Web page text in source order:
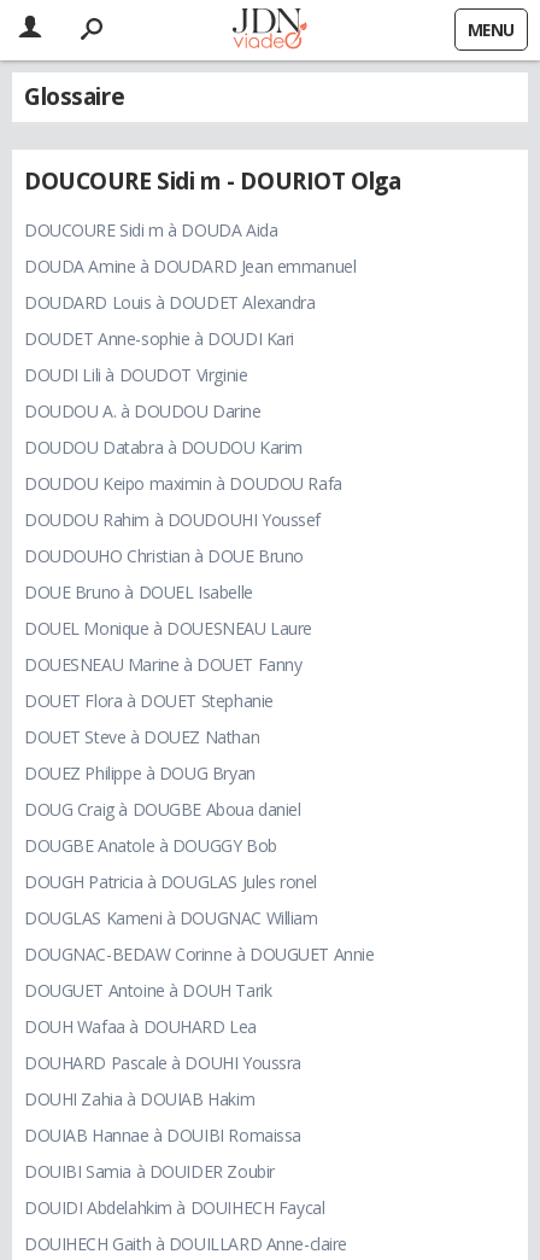
MENU
Glossaire
DOUCOURE Sidi m - DOURIOT Olga
DOUCOURE Sidi m à DOUDA Aida
DOUDA Amine à DOUDARD Jean emmanuel
DOUDARD Louis à DOUDET Alexandra
DOUDET Anne-sophie à DOUDI Kari
DOUDI Lili à DOUDOT Virginie
DOUDOU A. à DOUDOU Darine
DOUDOU Databra à DOUDOU Karim
DOUDOU Keipo maximin à DOUDOU Rafa
DOUDOU Rahim à DOUDOUHI Youssef
DOUDOUHO Christian à DOUE Bruno
DOUE Bruno à DOUEL Isabelle
DOUEL Monique à DOUESNEAU Laure
DOUESNEAU Marine à DOUET Fanny
DOUET Flora à DOUET Stephanie
DOUET Steve à DOUEZ Nathan
DOUEZ Philippe à DOUG Bryan
DOUG Craig à DOUGBE Aboua daniel
DOUGBE Anatole à DOUGGY Bob
DOUGH Patricia à DOUGLAS Jules ronel
DOUGLAS Kameni à DOUGNAC William
DOUGNAC-BEDAW Corinne à DOUGUET Annie
DOUGUET Antoine à DOUH Tarik
DOUH Wafaa à DOUHARD Lea
DOUHARD Pascale à DOUHI Youssra
DOUHI Zahia à DOUIAB Hakim
DOUIAB Hannae à DOUIBI Romaissa
DOUIBI Samia à DOUIDER Zoubir
DOUIDI Abdelahkim à DOUIHECH Faycal
DOUIHECH Gaith à DOUILLARD Anne-claire